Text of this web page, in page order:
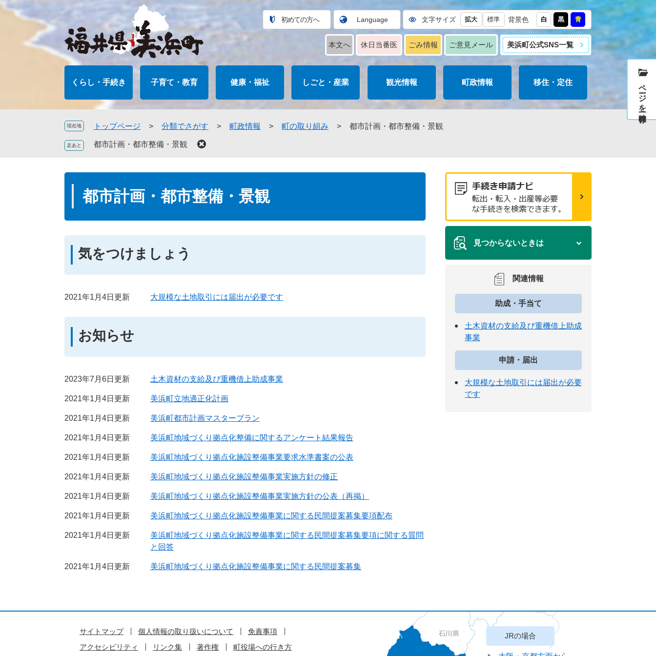
ペ
メ
本
初めての方へ Language 文字サイズ 拡大 標準 背景色 白 黒 青
本文へ 休日当番医 ごみ情報 ご意見メール 美浜町公式SNS一覧
くらし・手続き 子育て・教育 健康・福祉 しごと・産業 観光情報 町政情報 移住・定住
現在地 トップページ > 分類でさがす > 町政情報 > 町の取り組み > 都市計画・都市整備・景観
都市計画・都市整備・景観
都市計画・都市整備・景観
気をつけましょう
2021年1月4日更新 大規模な土地取引には届出が必要です
お知らせ
2023年7月6日更新 土木資材の支給及び重機借上助成事業
2021年1月4日更新 美浜町立地適正化計画
2021年1月4日更新 美浜町都市計画マスタープラン
2021年1月4日更新 美浜町地域づくり拠点化整備に関するアンケート結果報告
2021年1月4日更新 美浜町地域づくり拠点化施設整備事業要求水準書案の公表
2021年1月4日更新 美浜町地域づくり拠点化施設整備事業実施方針の修正
2021年1月4日更新 美浜町地域づくり拠点化施設整備事業実施方針の公表（再掲）
2021年1月4日更新 美浜町地域づくり拠点化施設整備事業に関する民間提案募集要項配布
2021年1月4日更新
美浜町地域づくり拠点化施設整備事業に関する民間提案募集要項に関する質問
と回答
2021年1月4日更新 美浜町地域づくり拠点化施設整備事業に関する民間提案募集
見つからないときは
関連情報
助成・手当て
土木資材の支給及び重機借上助成
事業
申請・届出
大規模な土地取引には届出が必要
です
サイトマップ 個人情報の取り扱いについて
免責事項
アクセシビリティ
リンク集 著作権 町役場への行き方
JRの場合
ページを一時保存